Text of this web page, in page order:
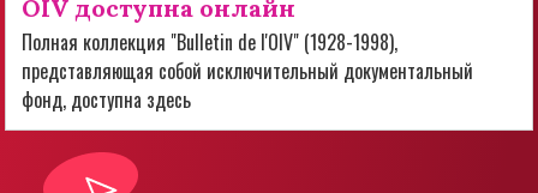
OIV доступна онлайн
Полная коллекция "Bulletin de l'OIV" (1928-1998),
представляющая собой исключительный документальный
фонд, доступна здесь